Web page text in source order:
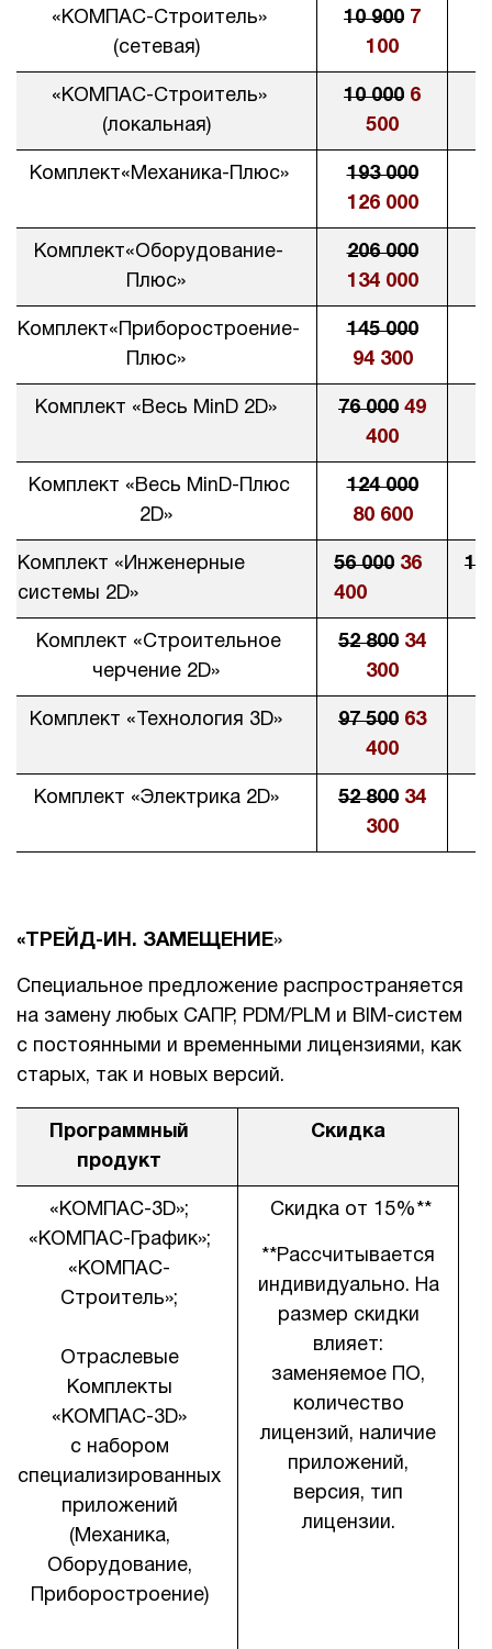
«КОМПАС-Строитель»
(сетевая)
10 900 7
100
«КОМПАС-Строитель»
(локальная)
10 000 6
500
Комплект«Механика-Плюс»
193 000
126 000
Комплект«Оборудование-
Плюс»
206 000
134 000
Комплект«Приборостроение-
Плюс»
145 000
94 300
Комплект «Весь MinD 2D» 76 000 49
400
Комплект «Весь MinD-Плюс
2D»
124 000
80 600
Комплект «Инженерные
системы 2D»
56 000 36
400
19
Комплект «Строительное
черчение 2D»
52 800 34
300
Комплект «Технология 3D» 97 500 63
400
Комплект «Электрика 2D» 52 800 34
300
« ТРЕЙД-ИН. ЗАМЕЩЕНИЕ»
Специальное предложение распространяется
на замену любых САПР, PDM/PLM и BIM-систем
с постоянными и временными лицензиями, как
старых, так и новых версий.
Программный
продукт
Скидка
«КОМПАС-3D»;
«КОМПАС-График»;
«КОМПАС-
Строитель»;
Отраслевые
Комплекты
«КОМПАС-3D»
с набором
специализированных
приложений
(Механика,
Оборудование,
Приборостроение)
Скидка от 15%**
**Рассчитывается
индивидуально. На
размер скидки
влияет:
заменяемое ПО,
количество
лицензий, наличие
приложений,
версия, тип
лицензии.